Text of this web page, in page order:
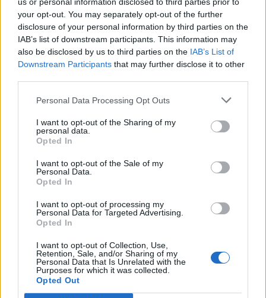
your opt-out. You may separately opt-out of the further
disclosure of your personal information by third parties on the
IAB’s list of downstream participants. This information may
also be disclosed by us to third parties on the IAB’s List of
Downstream Participants that may further disclose it to other
Personal Data Processing Opt Outs
I want to opt-out of the Sharing of my
personal data.
Opted In
I want to opt-out of the Sale of my
Personal Data.
Opted In
I want to opt-out of processing my
Personal Data for Targeted Advertising.
Opted In
I want to opt-out of Collection, Use,
Retention, Sale, and/or Sharing of my
Personal Data that Is Unrelated with the
Purposes for which it was collected.
Opted Out
Με στόχο την ενημέρωση του κοινού για τις σύγχρονες
εξελίξεις στην ουρολογία και τις νέες θεραπευτικές
δυνατότητες που προσφέρει η σύγχρονη ιατρική
τεχνολογία, τοΙΑΣΩ Θεσσαλίαςδιοργανώνει
επιστημονική ημερίδα με θέμα«Καινοτόμες θεραπείες
στην Ουρολογία. Ρομποτική Χειρουργική καιLaser
ώρα 19:30, στο Κτήριο Παπαστεριάδη στα Τρίκαλα
(Στουρνάρα 14, περιοχή Μανάβικα).
ΙΑΣΩ Θεσσαλίας Τρικάλων 26 Μαΐου 2026, 10:09